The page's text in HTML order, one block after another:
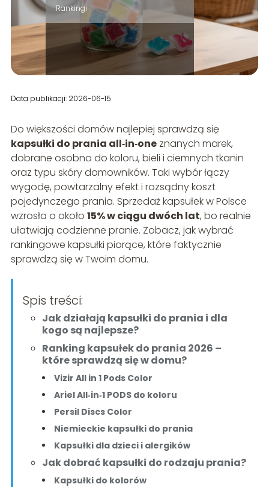
Rankingi
Data publikacji: 2026-06-15
Do większości domów najlepiej sprawdzą się
kapsułki do prania all‑in‑oneznanych marek,
dobrane osobno do koloru, bieli i ciemnych tkanin
oraz typu skóry domowników. Taki wybór łączy
wygodę, powtarzalny efekt i rozsądny koszt
pojedynczego prania. Sprzedaż kapsułek w Polsce
wzrosła o około 15% w ciągu dwóch lat, bo realnie
ułatwiają codzienne pranie. Zobacz, jak wybrać
rankingowe kapsułki piorące, które faktycznie
sprawdzą się w Twoim domu.
Spis treści:
Jak działają kapsułki do prania i dla
kogo są najlepsze?
Ranking kapsułek do prania 2026 –
które sprawdzą się w domu?
Vizir All in 1 Pods Color
Ariel All‑in‑1 PODS do koloru
Persil Discs Color
Niemieckie kapsułki do prania
Kapsułki dla dzieci i alergików
Jak dobrać kapsułki do rodzaju prania?
Kapsułki do kolorów